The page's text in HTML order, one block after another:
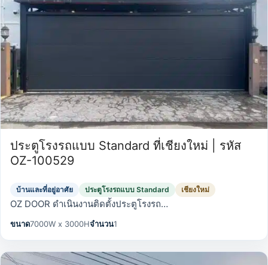
ประตูโรงรถแบบ Standard ที่เชียงใหม่ | รหัส
OZ-100529
บ้านและที่อยู่อาศัย ประตูโรงรถแบบ Standard เชียงใหม่
OZ DOOR ดำเนินงานติดตั้งประตูโรงรถ…
ขนาด7000W x 3000Hจำนวน1